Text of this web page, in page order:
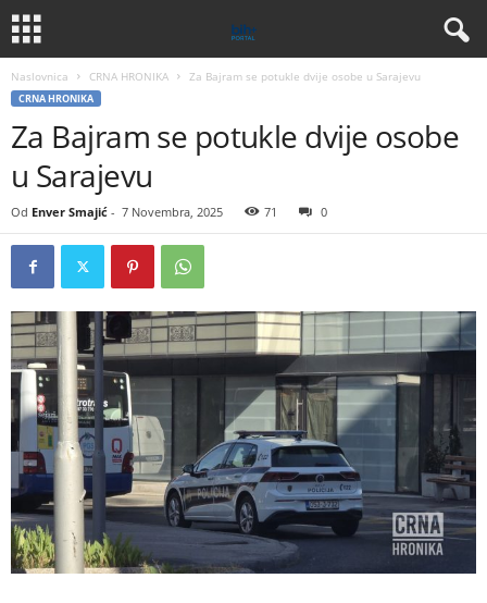
Naslovnica CRNA HRONIKA Za Bajram se potukle dvije osobe u Sarajevu
CRNA HRONIKA
Za Bajram se potukle dvije osobe
u Sarajevu
Od Enver Smajić - 7 Novembra, 2025 71 0